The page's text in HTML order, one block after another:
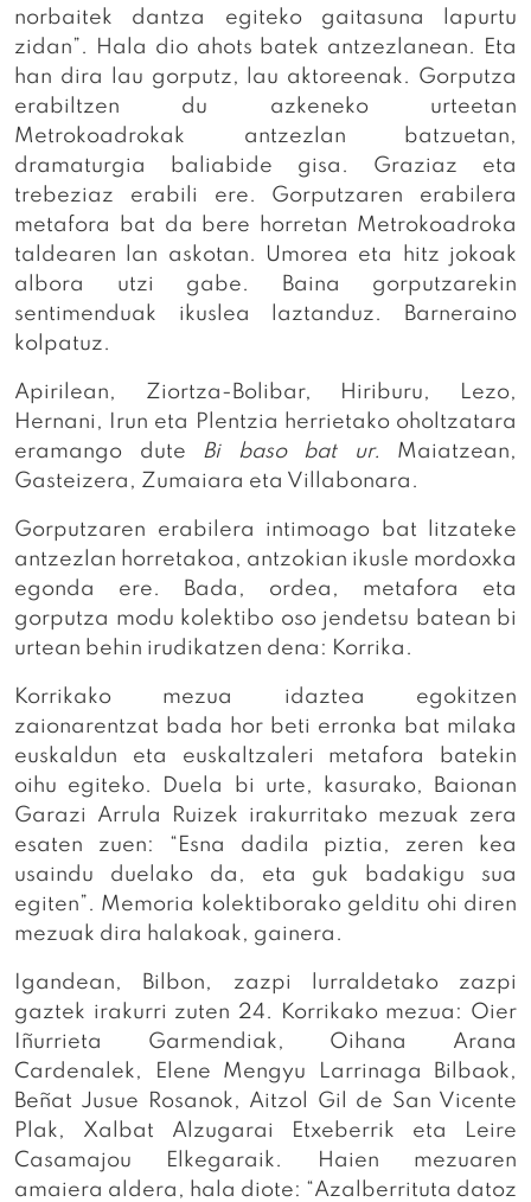
norbaitek dantza egiteko gaitasuna lapurtu
zidan”. Hala dio ahots batek antzezlanean. Eta
han dira lau gorputz, lau aktoreenak. Gorputza
erabiltzen du azkeneko urteetan
Metrokoadrokak antzezlan batzuetan,
dramaturgia baliabide gisa. Graziaz eta
trebeziaz erabili ere. Gorputzaren erabilera
metafora bat da bere horretan Metrokoadroka
taldearen lan askotan. Umorea eta hitz jokoak
albora utzi gabe. Baina gorputzarekin
sentimenduak ikuslea laztanduz. Barneraino
kolpatuz.
Apirilean, Ziortza-Bolibar, Hiriburu, Lezo,
Hernani, Irun eta Plentzia herrietako oholtzatara
eramango dute Bi baso bat ur. Maiatzean,
Gasteizera, Zumaiara eta Villabonara.
Gorputzaren erabilera intimoago bat litzateke
antzezlan horretakoa, antzokian ikusle mordoxka
egonda ere. Bada, ordea, metafora eta
gorputza modu kolektibo oso jendetsu batean bi
urtean behin irudikatzen dena: Korrika.
Korrikako mezua idaztea egokitzen
zaionarentzat bada hor beti erronka bat milaka
euskaldun eta euskaltzaleri metafora batekin
oihu egiteko. Duela bi urte, kasurako, Baionan
Garazi Arrula Ruizek irakurritako mezuak zera
esaten zuen: “Esna dadila piztia, zeren kea
usaindu duelako da, eta guk badakigu sua
egiten”. Memoria kolektiborako gelditu ohi diren
mezuak dira halakoak, gainera.
Igandean, Bilbon, zazpi lurraldetako zazpi
gaztek irakurri zuten 24. Korrikako mezua: Oier
Iñurrieta Garmendiak, Oihana Arana
Cardenalek, Elene Mengyu Larrinaga Bilbaok,
Beñat Jusue Rosanok, Aitzol Gil de San Vicente
Plak, Xalbat Alzugarai Etxeberrik eta Leire
Casamajou Elkegaraik. Haien mezuaren
amaiera aldera, hala diote: “Azalberrituta datoz